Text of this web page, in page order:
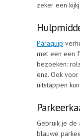
zeker een
Paraquip
met een een
bezoeken:
enz. Ook
uitstappen
Gebruik je de
blauwe